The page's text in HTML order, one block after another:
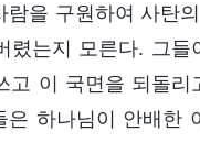
을 구원하여 사탄
는지 모른다. 그들
이 국면을 되돌리
하나님이 안배한